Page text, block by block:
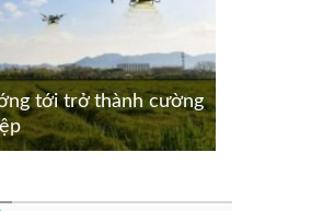
tới trở thành cường